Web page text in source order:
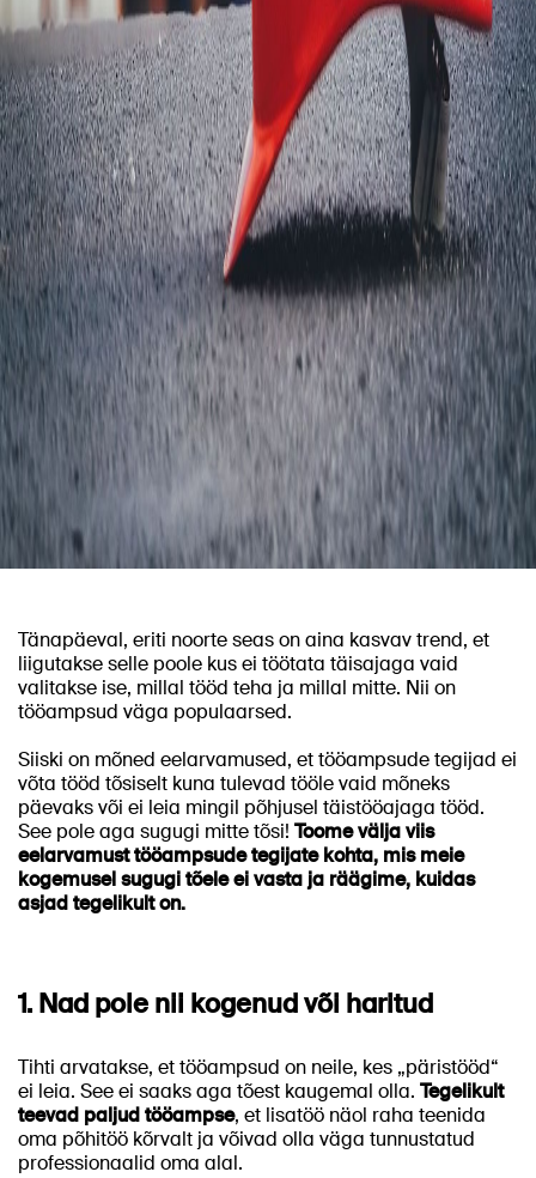
Tänapäeval, eriti noorte seas on aina kasvav trend, et
liigutakse selle poole kus ei töötata täisajaga vaid
valitakse ise, millal tööd teha ja millal mitte. Nii on
tööampsud väga populaarsed.
Siiski on mõned eelarvamused, et tööampsude tegijad ei
võta tööd tõsiselt kuna tulevad tööle vaid mõneks
päevaks või ei leia mingil põhjusel täistööajaga tööd.
See pole aga sugugi mitte tõsi! Toome välja viis
eelarvamust tööampsude tegijate kohta, mis meie
kogemusel sugugi tõele ei vasta ja räägime, kuidas
asjad tegelikult on.
1. Nad pole nii kogenud või haritud
Tihti arvatakse, et tööampsud on neile, kes „päristööd“
ei leia. See ei saaks aga tõest kaugemal olla. Tegelikult
teevad paljud tööampse, et lisatöö näol raha teenida
oma põhitöö kõrvalt ja võivad olla väga tunnustatud
professionaalid oma alal.